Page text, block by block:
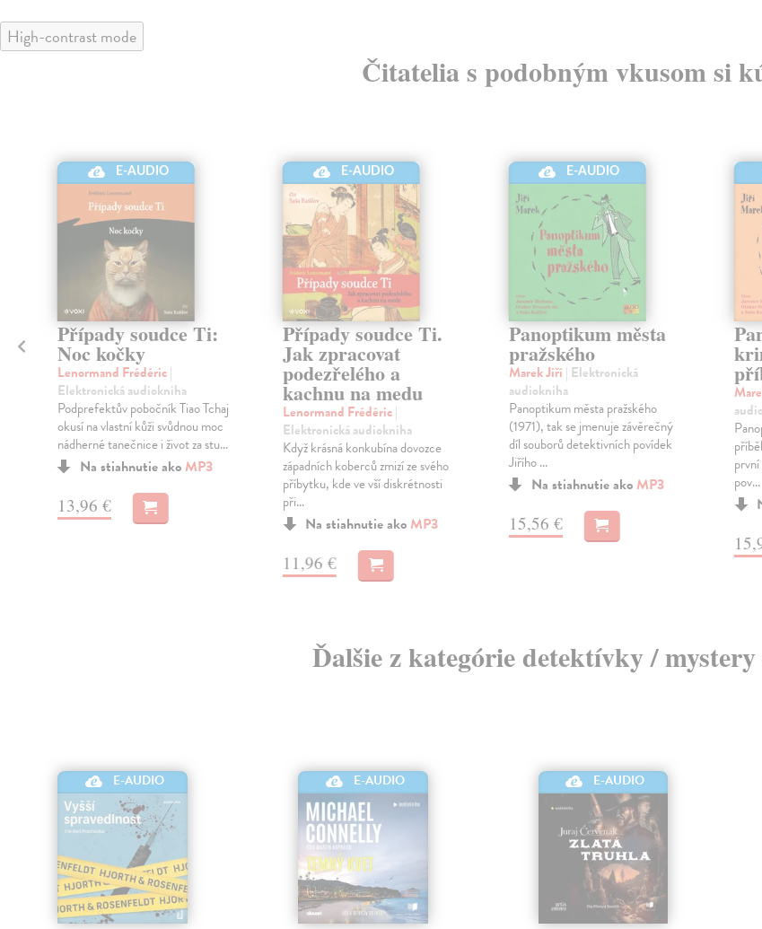
High-contrast mode
Čitatelia s podobným vkusom si
E-AUDIO
Případy soudce Ti:
Noc kočky
Lenormand Frédéric|
Elektronická audiokniha
Podprefektův pobočník Tiao Tchaj
okusí na vlastní kůži svůdnou moc
nádherné tanečnice i život za stu...
Na stiahnutie ako MP3
13,96 €
E-AUDIO
Případy soudce Ti.
Jak zpracovat
podezřelého a
kachnu na medu
Lenormand Frédéric|
Elektronická audiokniha
Když krásná konkubína dovozce
západních koberců zmizí ze svého
příbytku, kde ve vší diskrétnosti
při...
Na stiahnutie ako MP3
11,96 €
E-AUDIO
Panoptikum města
pražského
Marek Jiří | Elektronická
audiokniha
Panoptikum města pražského
(1971), tak se jmenuje závěrečný
díl souborů detektivních povídek
Jiřího ...
Na stiahnutie ako MP3
15,56 €
pov...
Ďalšie z kategórie detektívky /
E-AUDIO E-AUDIO E-AUDIO